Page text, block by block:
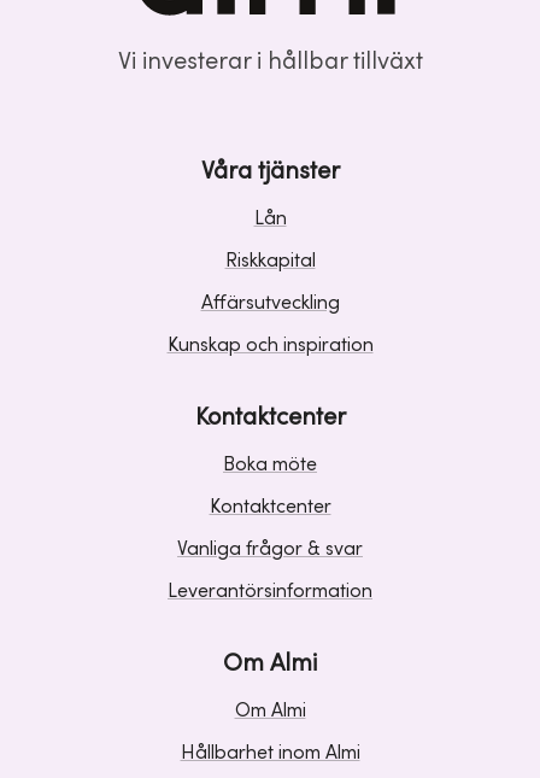
Vi investerar i hållbar tillväxt
Våra tjänster
Lån
Riskkapital
Affärsutveckling
Kunskap och inspiration
Kontaktcenter
Boka möte
Kontaktcenter
Vanliga frågor & svar
Leverantörsinformation
Om Almi
Om Almi
Hållbarhet inom Almi